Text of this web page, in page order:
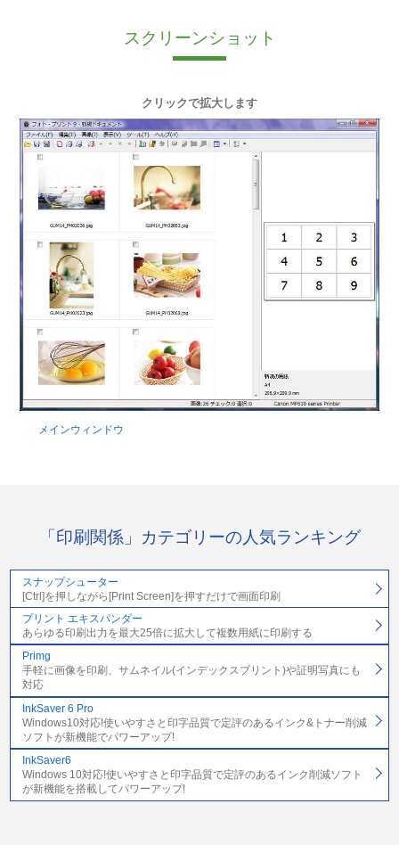
スクリーンショット
クリックで拡大します
メインウィンドウ
「印刷関係」カテゴリーの人気ランキング
スナップシューター
[Ctrl]を押しながら[Print Screen]を押すだけで画面印刷
プリント エキスパンダー
あらゆる印刷出力を最大25倍に拡大して複数用紙に印刷する
Primg
手軽に画像を印刷、サムネイル(インデックスプリント)や証明写真にも
対応
InkSaver 6 Pro
Windows10対応!使いやすさと印字品質で定評のあるインク&トナー削減
ソフトが新機能でパワーアップ!
InkSaver6
Windows 10対応!使いやすさと印字品質で定評のあるインク削減ソフト
が新機能を搭載してパワーアップ!